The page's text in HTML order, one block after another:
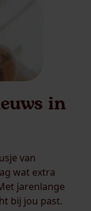
in
van
wat extra
jarenlange
bij jou past.